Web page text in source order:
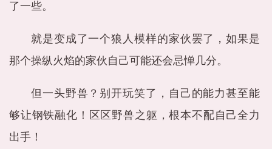
了一些。
就是变成了一个狼人模样的家伙罢了，如果是
那个操纵火焰的家伙自己可能还会忌惮几分。
但一头野兽？别开玩笑了，自己的能力甚至能
够让钢铁融化！区区野兽之躯，根本不配自己全力
出手！